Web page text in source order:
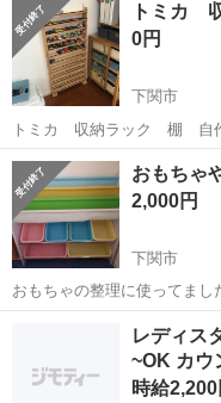
トミカ
0円
下関市
トミカ 収納ラック 棚 自作 DIY 購入希望者は 使用
的 定形文章不可でお願いします。 子供のために、3年前に
た。 もう、使わないため、
です。。あまり、...
山口 下関市 収納家具
おもちゃ
2,000円
下関市
おもちゃの整理に使ってました
27cm、高さ80cm、幅87cm 写真
かたお願いします。
収納家具
レディス
~OK カウ
時給2,200